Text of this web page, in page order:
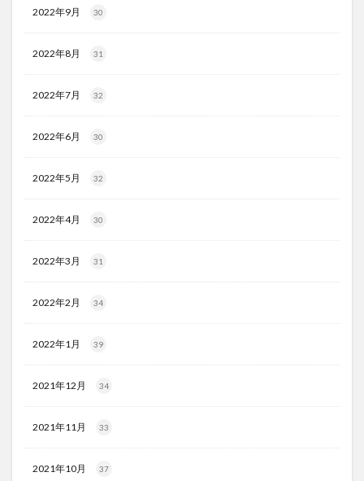
2022年9月 30
2022年8月 31
2022年7月 32
2022年6月 30
2022年5月 32
2022年4月 30
2022年3月 31
2022年2月 34
2022年1月 39
2021年12月 34
2021年11月 33
2021年10月 37